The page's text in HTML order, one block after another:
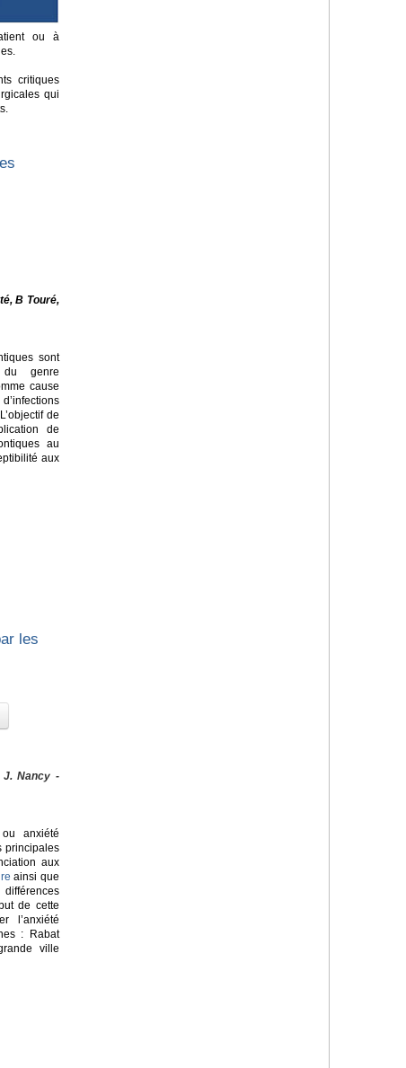
ou à
critiques
qui
B Touré,
sont
du genre
cause
de
de
au
aux
les
J. Nancy -
ou anxiété
principales
aux
ainsi que
de cette
l’anxiété
: Rabat
ville